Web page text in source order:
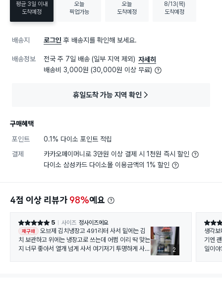
평균 3일 이내
도착예정
오늘
픽업가능
오늘
도착예정
8/13(목)
도착예정
배송지 로그인 후 배송지를 확인해 보세요.
배송정보 전국 주 7일 배송 (일부 지역 제외) 자세히
배송비 3,000원 (30,000원 이상 무료)
휴일도착 가능 지역 확인
구매혜택
포인트
0.1% 다이소 포인트 적립
결제
카카오페이머니로 3만원 이상 결제 시 1천원 즉시 할인
다이소 삼성카드 다이소몰 이용금액의 1% 할인
4점 이상 리뷰가 98%예요
별점 5점 5 사이즈 정사이즈에요
재구매
오브제 김치냉장고 491리터 사서 밑에는 김
치 보관하고 위에는 냉장고로 쓰는데 어쩜 이리 딱 맞는
지 너무 좋아서 열개 넘게 사서 여기저기 투명하게 사용
2
별점 5
생각
기엔
일이